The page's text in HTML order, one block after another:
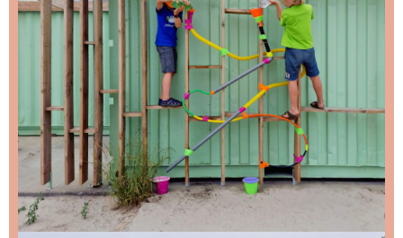
Stap 1 – vul je emailadres in en klik op de knop:
Stap 2 – open de email en bevestig je inschrijving
(niks ontvangen, bekijk dan je spam folder).
Wil je niet wachten op de volgende nieuwsbrief?
Lees
dan hier de nieuwste nieuwsbrief